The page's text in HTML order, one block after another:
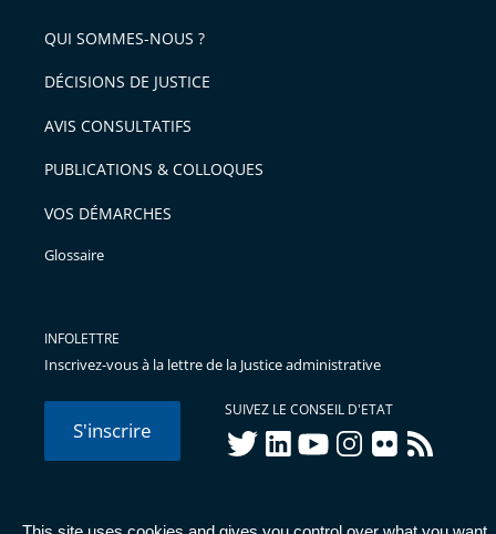
QUI SOMMES-NOUS ?
DÉCISIONS DE JUSTICE
AVIS CONSULTATIFS
PUBLICATIONS & COLLOQUES
VOS DÉMARCHES
Glossaire
INFOLETTRE
Inscrivez-vous à la lettre de la Justice administrative
S'inscrire
SUIVEZ LE CONSEIL D'ETAT
twitterlinkedInyoutubeinstagram
flickr rss